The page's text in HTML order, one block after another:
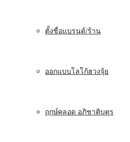
ตั้งชื่อแบรนด์/ร้าน
ออกแบบโลโก้ฮวงจุ้ย
ฤกษ์คลอด อภิชาติบุตร